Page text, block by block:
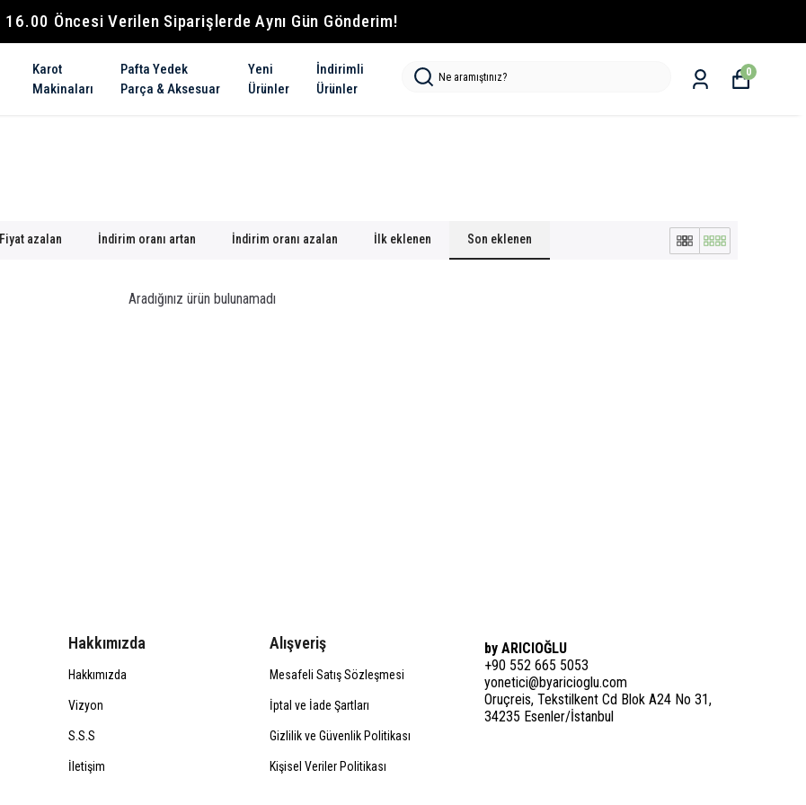
16.00 Öncesi Verilen Siparişlerde Aynı Gün Gönderim!
Karot
Makinaları
Pafta Yedek
Parça & Aksesuar
Yeni
Ürünler
İndirimli
Ürünler
0
Fiyat azalan İndirim oranı artan İndirim oranı azalan İlk eklenen Son eklenen
Aradığınız ürün bulunamadı
Hakkımızda
Hakkımızda
Vizyon
S.S.S
İletişim
Alışveriş
Mesafeli Satış Sözleşmesi
İptal ve İade Şartları
Gizlilik ve Güvenlik Politikası
Kişisel Veriler Politikası
by ARICIOĞLU
+90 552 665 5053
yonetici@byaricioglu.com
Oruçreis, Tekstilkent Cd Blok A24 No 31,
34235 Esenler/İstanbul